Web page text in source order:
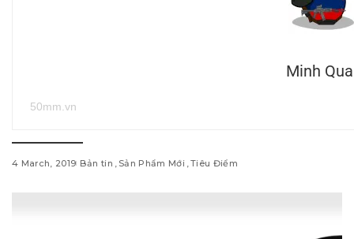
Minh
50mm.vn
4 March, 2019 Bản tin Sản Phẩm Mới Tiêu Điểm